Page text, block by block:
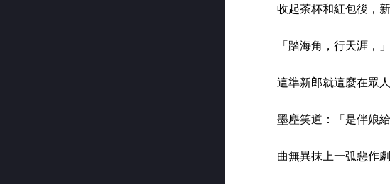
收起茶杯和紅包後，
「踏海角，行天涯，
這準新郎就這麼在眾
墨塵笑道：「是伴娘
曲無異抹上一弧惡作